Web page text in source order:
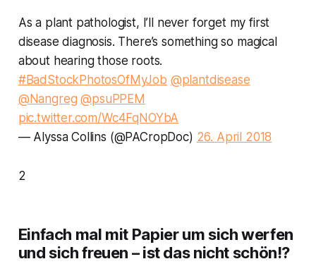
As a plant pathologist, I’ll never forget my first
disease diagnosis. There’s something so magical
about hearing those roots.
#BadStockPhotosOfMyJob @plantdisease
@Nangreg @psuPPEM
pic.twitter.com/Wc4FqNOYbA
— Alyssa Collins (@PACropDoc) 26. April 2018
2
Einfach mal mit Papier um sich werfen
und sich freuen – ist das nicht schön!?